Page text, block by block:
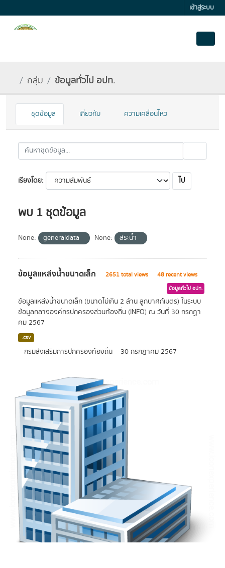
เข้าสู่ระบบ
กลุ่ม ข้อมูลทั่วไป อปท.
ชุดข้อมูล เกี่ยวกับ ความเคลื่อนไหว
เรียงโดย ไป
พบ 1 ชุดข้อมูล
None: generaldata None: สระน้ำ
ข้อมูลแหล่งน้ำขนาดเล็ก 2651 total views 48 recent views
ข้อมูลทั่วไป อปท.
ข้อมูลแหล่งน้ำขนาดเล็ก (ขนาดไม่เกิน 2 ล้าน ลูกบาศก์เมตร) ในระบบ
ข้อมูลกลางองค์กรปกครองส่วนท้องถิ่น (INFO) ณ วันที่ 30 กรกฏา
คม 2567
.csv
กรมส่งเสริมการปกครองท้องถิ่น 30 กรกฎาคม 2567